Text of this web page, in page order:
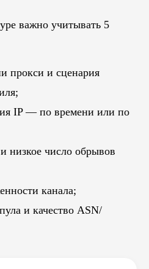
важно учитывать 5
прокси и сценария
IP — по времени или по
низкое число обрывов
канала;
и качество ASN/